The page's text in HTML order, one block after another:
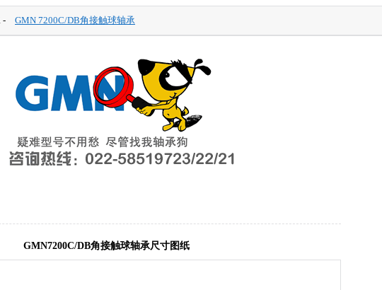
- GMN 7200C/DB角接触球轴承
GMN7200C/DB角接触球轴承尺寸图纸